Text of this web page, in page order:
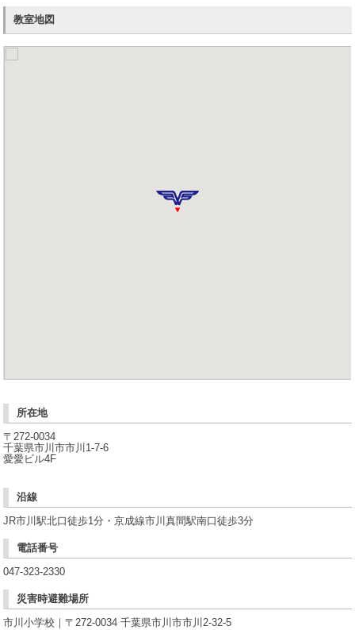
教室地図
所在地
〒272-0034
千葉県市川市市川1-7-6
愛愛ビル4F
沿線
JR市川駅北口徒歩1分・京成線市川真間駅南口徒歩3分
電話番号
047-323-2330
災害時避難場所
市川小学校｜〒272-0034 千葉県市川市市川2-32-5